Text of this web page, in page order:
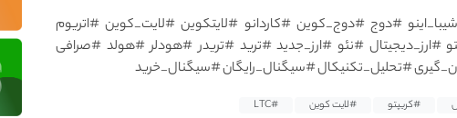
#دوج #دوج_کوین #کاردانو #لایتکوین #لایت_کوین #اتریوم
#ارز_دیجیتال #نئو #ارز_جدید #ترید #تریدر #هودلر #هولد #صرافی
#تحلیل_تکنیکال #سیگنال_رایگان #سیگنال_خرید
#کریپتو #لایت کوین #LTC